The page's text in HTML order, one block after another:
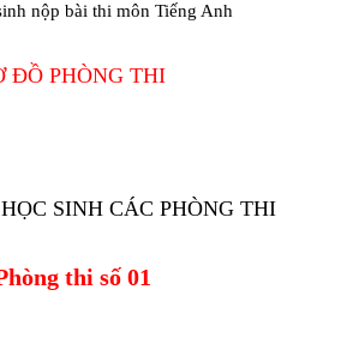
nộp bài thi môn Tiếng Anh
ĐỒ PHÒNG THI
SINH CÁC PHÒNG THI
thi số 01